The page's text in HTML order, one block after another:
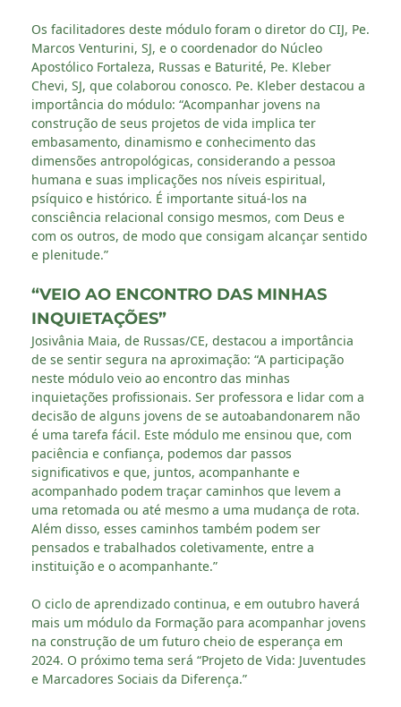
Os facilitadores deste módulo foram o diretor do CIJ, Pe.
Marcos Venturini, SJ, e o coordenador do Núcleo
Apostólico Fortaleza, Russas e Baturité, Pe. Kleber
Chevi, SJ, que colaborou conosco. Pe. Kleber destacou a
importância do módulo: “Acompanhar jovens na
construção de seus projetos de vida implica ter
embasamento, dinamismo e conhecimento das
dimensões antropológicas, considerando a pessoa
humana e suas implicações nos níveis espiritual,
psíquico e histórico. É importante situá-los na
consciência relacional consigo mesmos, com Deus e
com os outros, de modo que consigam alcançar sentido
e plenitude.”
“VEIO AO ENCONTRO DAS MINHAS
INQUIETAÇÕES”
Josivânia Maia, de Russas/CE, destacou a importância
de se sentir segura na aproximação: “A participação
neste módulo veio ao encontro das minhas
inquietações profissionais. Ser professora e lidar com a
decisão de alguns jovens de se autoabandonarem não
é uma tarefa fácil. Este módulo me ensinou que, com
paciência e confiança, podemos dar passos
significativos e que, juntos, acompanhante e
acompanhado podem traçar caminhos que levem a
uma retomada ou até mesmo a uma mudança de rota.
Além disso, esses caminhos também podem ser
pensados e trabalhados coletivamente, entre a
instituição e o acompanhante.”
O ciclo de aprendizado continua, e em outubro haverá
mais um módulo da Formação para acompanhar jovens
na construção de um futuro cheio de esperança em
2024. O próximo tema será “Projeto de Vida: Juventudes
e Marcadores Sociais da Diferença.”